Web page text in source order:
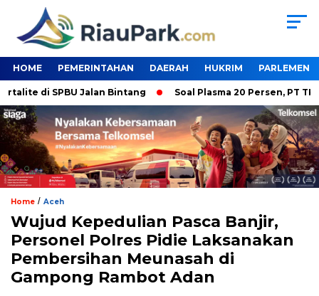
HOME PEMERINTAHAN DAERAH HUKRIM PARLEMEN
di SPBU Jalan Bintang Soal Plasma 20 Persen, PT TKWL
Home / Aceh
Wujud Kepedulian Pasca Banjir,
Personel Polres Pidie Laksanakan
Pembersihan Meunasah di
Gampong Rambot Adan